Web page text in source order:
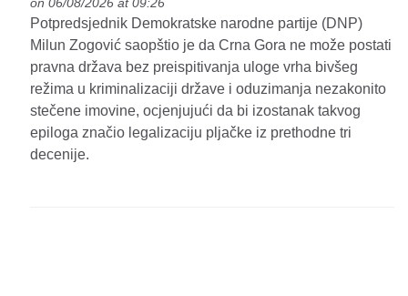
Potpredsjednik Demokratske narodne partije (DNP)
Milun Zogović saopštio je da Crna Gora ne može postati
pravna država bez preispitivanja uloge vrha bivšeg
režima u kriminalizaciji države i oduzimanja nezakonito
stečene imovine, ocjenjujući da bi izostanak takvog
epiloga značio legalizaciju pljačke iz prethodne tri
decenije.